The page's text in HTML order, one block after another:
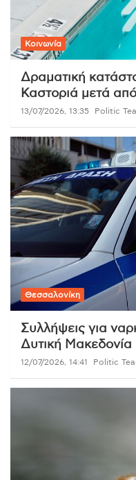
Κοινωνία
Δραματική
Καστοριά μετά
13/07/2026, 13:35 Politic
Θεσσαλονίκη
Συλλήψεις για
Δυτική Μακεδονία
12/07/2026, 14:41 Politic